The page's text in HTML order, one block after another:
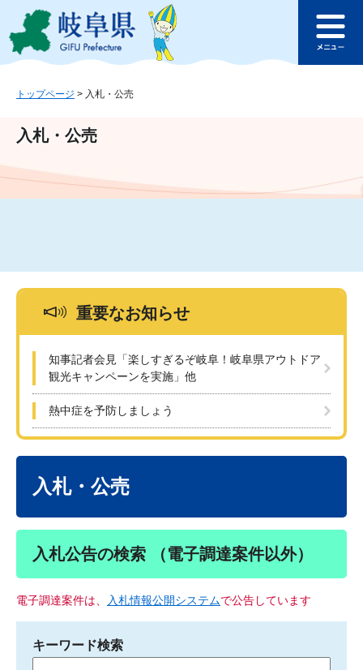
ジ
ュ
文
このページの本文へ
ュ
トップページ > 入札・公売
入札・公売
重要なお知らせ
知事記者会見「楽しすぎるぞ岐阜！岐阜県アウトドア
観光キャンペーンを実施」他
熱中症を予防しましょう
入札・公売
入札公告の検索 （電子調達案件以外）
電子調達案件は、 入札情報公開システムで公告しています
キーワード検索